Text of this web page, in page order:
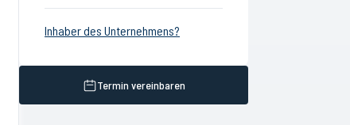
Inhaber des Unternehmens?
Termin vereinbaren